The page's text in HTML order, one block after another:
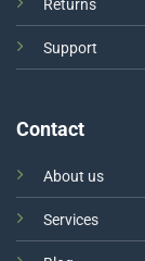
Returns
Support
Contact
About us
Services